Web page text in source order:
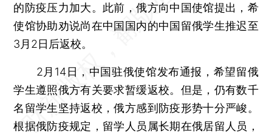
的防疫压力加大。此前，俄方向中国使馆提出，希
使馆协助劝说尚在中国国内的中国留俄学生推迟至
3月2日后返校。
2月14日，中国驻俄使馆发布通报，希望留俄
学生遵照俄方有关要求暂缓返校。但是，仍有数千
名留学生坚持返校，俄方感到防疫形势十分严峻。
根据俄防疫规定，留学人员属长期在俄居留人员，